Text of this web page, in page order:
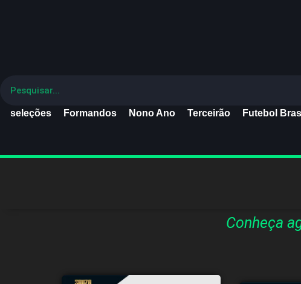
seleções Formandos Nono Ano Terceirão Futebol
Conheça